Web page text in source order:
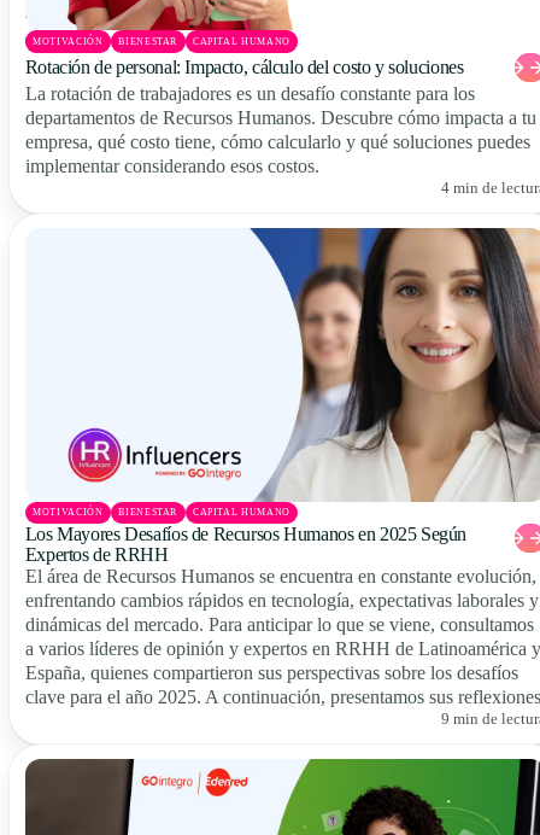
MOTIVACIÓN BIENESTAR CAPITAL HUMANO
Rotación de personal: Impacto, cálculo del costo y soluciones
La rotación de trabajadores es un desafío constante para los
departamentos de Recursos Humanos. Descubre cómo impacta a tu
empresa, qué costo tiene, cómo calcularlo y qué soluciones puedes
implementar considerando esos costos.
4 min de
MOTIVACIÓN BIENESTAR CAPITAL HUMANO
Los Mayores Desafíos de Recursos Humanos en 2025 Según
Expertos de RRHH
El área de Recursos Humanos se encuentra en constante evolución,
enfrentando cambios rápidos en tecnología, expectativas laborales y
dinámicas del mercado. Para anticipar lo que se viene, consultamos
a varios líderes de opinión y expertos en RRHH de Latinoamérica y
España, quienes compartieron sus perspectivas sobre los desafíos
clave para el año 2025. A continuación, presentamos sus
9 min de